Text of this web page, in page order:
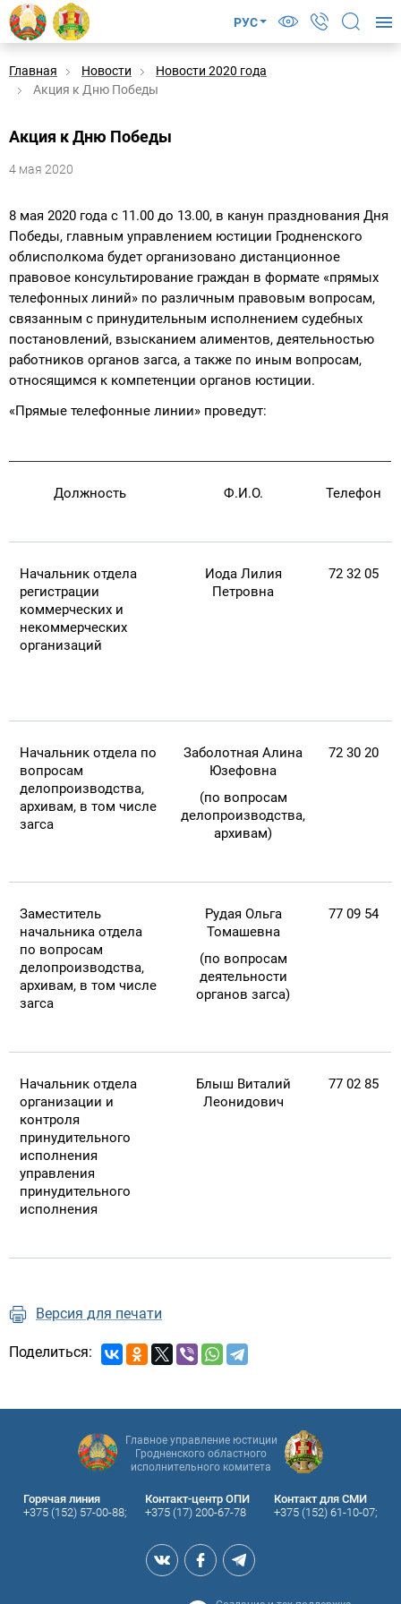
РУС
Главная Новости
Новости 2020 года
Акция к Дню Победы
Акция к Дню Победы
4 мая 2020
8 мая 2020 года с 11.00 до 13.00, в канун празднования Дня
Победы, главным управлением юстиции Гродненского
облисполкома будет организовано дистанционное
правовое консультирование граждан в формате «прямых
телефонных линий» по различным правовым вопросам,
связанным с принудительным исполнением судебных
постановлений, взысканием алиментов, деятельностью
работников органов загса, а также по иным вопросам,
относящимся к компетенции органов юстиции.
«Прямые телефонные линии» проведут:
Должность Ф.И.О. Телефон
Начальник отдела
регистрации
коммерческих и
некоммерческих
организаций
Иода Лилия
Петровна
72 32 05
Начальник отдела по
вопросам
делопроизводства,
архивам, в том числе
загса
Заболотная Алина
Юзефовна
(по вопросам
делопроизводства,
архивам)
72 30 20
Заместитель
начальника отдела
по вопросам
делопроизводства,
архивам, в том числе
загса
Рудая Ольга
Томашевна
(по вопросам
деятельности
органов загса)
77 09 54
Начальник отдела
организации и
контроля
принудительного
исполнения
управления
принудительного
исполнения
Блыш Виталий
Леонидович
77 02 85
Версия для печати
Поделиться:
Главное управление юстиции
Гродненского областного
исполнительного комитета
Горячая линия
+375 (152) 57-00-88;
Контакт-центр ОПИ
+375 (17) 200-67-78
Контакт для СМИ
+375 (152) 61-10-07;